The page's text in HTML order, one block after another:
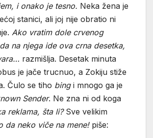
i onako je tesno. Neka žena je
stanici, ali joj nije obratio ni
Ako vratim dole crvenog
na njega ide ova crna desetka,
razmišlja. Desetak minuta
je jače trucnuo, a Zokiju stiže
Čulo se tiho bingi mnogo ga je
Sender. Ne zna ni od koga
reklama, šta li?Sve velikim
da neko viče na mene!piše: